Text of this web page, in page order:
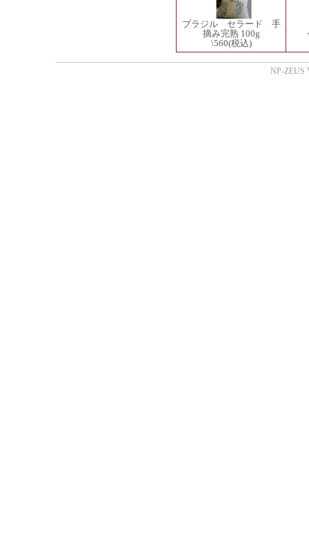
ブラジル セラード 手
摘み完熟 100g
\560(税込)
NP-ZEUS